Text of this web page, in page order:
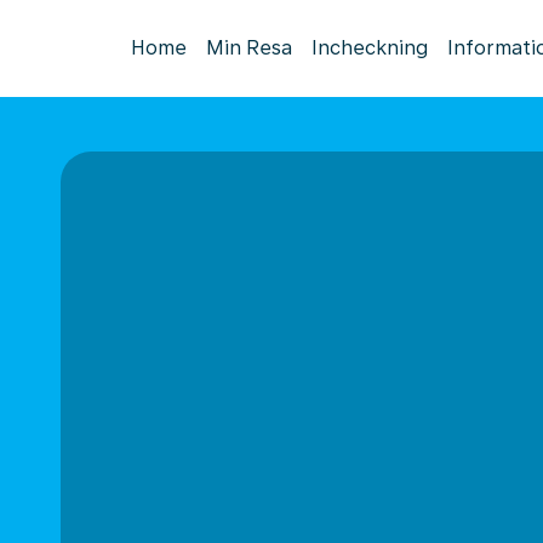
Home Min Resa Incheckning